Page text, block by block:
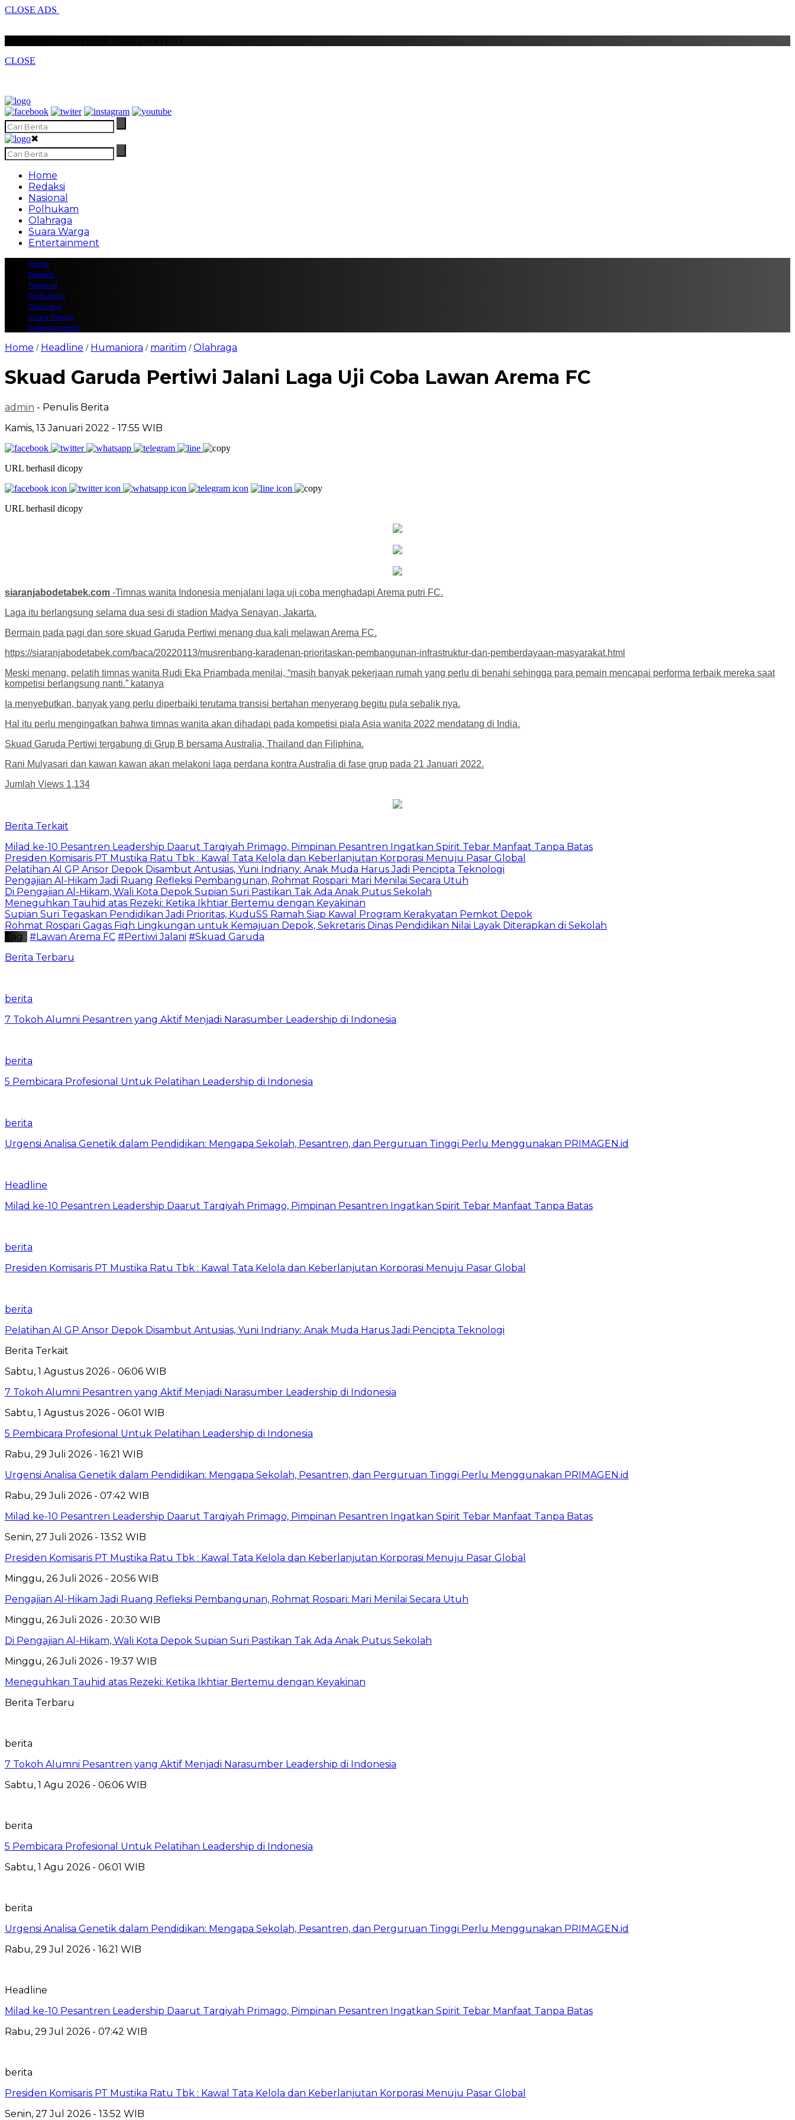
CLOSE ADS
CLOSE
✖
Home
Redaksi
Nasional
Polhukam
Olahraga
Suara Warga
Entertainment
Home
Redaksi
Nasional
Polhukam
Olahraga
Suara Warga
Entertainment
Home / Headline / Humaniora / maritim /Olahraga
Skuad Garuda Pertiwi Jalani Laga Uji Coba Lawan Arema FC
admin - Penulis Berita
Kamis, 13 Januari 2022 - 17:55 WIB
URL berhasil dicopy
URL berhasil dicopy
siaranjabodetabek.com -Timnas wanita Indonesia menjalani laga uji coba menghadapi Arema putri FC.
Laga itu berlangsung selama dua sesi di stadion Madya Senayan, Jakarta.
Bermain pada pagi dan sore skuad Garuda Pertiwi menang dua kali melawan Arema FC.
https://siaranjabodetabek.com/baca/20220113/musrenbang-karadenan-prioritaskan-pembangunan-infrastruktur-dan-pemberdayaan-masyarakat.html
Meski menang, pelatih timnas wanita Rudi Eka Priambada menilai, “masih banyak pekerjaan rumah yang perlu di benahi sehingga para pemain mencapai performa terbaik mereka saat
kompetisi berlangsung nanti.” katanya
Ia menyebutkan, banyak yang perlu diperbaiki terutama transisi bertahan menyerang begitu pula sebalik nya.
Hal itu perlu mengingatkan bahwa timnas wanita akan dihadapi pada kompetisi piala Asia wanita 2022 mendatang di India.
Skuad Garuda Pertiwi tergabung di Grup B bersama Australia, Thailand dan Filiphina.
Rani Mulyasari dan kawan kawan akan melakoni laga perdana kontra Australia di fase grup pada 21 Januari 2022.
Jumlah Views 1,134
Berita Terkait
Milad ke-10 Pesantren Leadership Daarut Tarqiyah Primago, Pimpinan Pesantren Ingatkan Spirit Tebar Manfaat Tanpa Batas
Presiden Komisaris PT Mustika Ratu Tbk : Kawal Tata Kelola dan Keberlanjutan Korporasi Menuju Pasar Global
Pelatihan AI GP Ansor Depok Disambut Antusias, Yuni Indriany: Anak Muda Harus Jadi Pencipta Teknologi
Pengajian Al-Hikam Jadi Ruang Refleksi Pembangunan, Rohmat Rospari: Mari Menilai Secara Utuh
Di Pengajian Al-Hikam, Wali Kota Depok Supian Suri Pastikan Tak Ada Anak Putus Sekolah
Meneguhkan Tauhid atas Rezeki: Ketika Ikhtiar Bertemu dengan Keyakinan
Supian Suri Tegaskan Pendidikan Jadi Prioritas, KuduSS Ramah Siap Kawal Program Kerakyatan Pemkot Depok
Rohmat Rospari Gagas Fiqh Lingkungan untuk Kemajuan Depok, Sekretaris Dinas Pendidikan Nilai Layak Diterapkan di Sekolah
Tag : #Lawan Arema FC #Pertiwi Jalani #Skuad Garuda
Berita Terbaru
berita
7 Tokoh Alumni Pesantren yang Aktif Menjadi Narasumber Leadership di Indonesia
berita
5 Pembicara Profesional Untuk Pelatihan Leadership di Indonesia
berita
Urgensi Analisa Genetik dalam Pendidikan: Mengapa Sekolah, Pesantren, dan Perguruan Tinggi Perlu Menggunakan PRIMAGEN.id
Headline
Milad ke-10 Pesantren Leadership Daarut Tarqiyah Primago, Pimpinan Pesantren Ingatkan Spirit Tebar Manfaat Tanpa Batas
berita
Presiden Komisaris PT Mustika Ratu Tbk : Kawal Tata Kelola dan Keberlanjutan Korporasi Menuju Pasar Global
berita
Pelatihan AI GP Ansor Depok Disambut Antusias, Yuni Indriany: Anak Muda Harus Jadi Pencipta Teknologi
Berita Terkait
Sabtu, 1 Agustus 2026 - 06:06 WIB
7 Tokoh Alumni Pesantren yang Aktif Menjadi Narasumber Leadership di Indonesia
Sabtu, 1 Agustus 2026 - 06:01 WIB
5 Pembicara Profesional Untuk Pelatihan Leadership di Indonesia
Rabu, 29 Juli 2026 - 16:21 WIB
Urgensi Analisa Genetik dalam Pendidikan: Mengapa Sekolah, Pesantren, dan Perguruan Tinggi Perlu Menggunakan PRIMAGEN.id
Rabu, 29 Juli 2026 - 07:42 WIB
Milad ke-10 Pesantren Leadership Daarut Tarqiyah Primago, Pimpinan Pesantren Ingatkan Spirit Tebar Manfaat Tanpa Batas
Senin, 27 Juli 2026 - 13:52 WIB
Presiden Komisaris PT Mustika Ratu Tbk : Kawal Tata Kelola dan Keberlanjutan Korporasi Menuju Pasar Global
Minggu, 26 Juli 2026 - 20:56 WIB
Pengajian Al-Hikam Jadi Ruang Refleksi Pembangunan, Rohmat Rospari: Mari Menilai Secara Utuh
Minggu, 26 Juli 2026 - 20:30 WIB
Di Pengajian Al-Hikam, Wali Kota Depok Supian Suri Pastikan Tak Ada Anak Putus Sekolah
Minggu, 26 Juli 2026 - 19:37 WIB
Meneguhkan Tauhid atas Rezeki: Ketika Ikhtiar Bertemu dengan Keyakinan
Berita Terbaru
berita
7 Tokoh Alumni Pesantren yang Aktif Menjadi Narasumber Leadership di Indonesia
Sabtu, 1 Agu 2026 - 06:06 WIB
berita
5 Pembicara Profesional Untuk Pelatihan Leadership di Indonesia
Sabtu, 1 Agu 2026 - 06:01 WIB
berita
Urgensi Analisa Genetik dalam Pendidikan: Mengapa Sekolah, Pesantren, dan Perguruan Tinggi Perlu Menggunakan PRIMAGEN.id
Rabu, 29 Jul 2026 - 16:21 WIB
Headline
Milad ke-10 Pesantren Leadership Daarut Tarqiyah Primago, Pimpinan Pesantren Ingatkan Spirit Tebar Manfaat Tanpa Batas
Rabu, 29 Jul 2026 - 07:42 WIB
berita
Presiden Komisaris PT Mustika Ratu Tbk : Kawal Tata Kelola dan Keberlanjutan Korporasi Menuju Pasar Global
Senin, 27 Jul 2026 - 13:52 WIB